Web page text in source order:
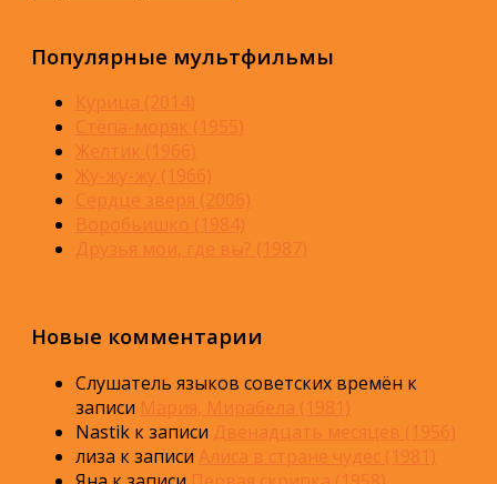
Популярные мультфильмы
Курица (2014)
Стёпа-моряк (1955)
Желтик (1966)
Жу-жу-жу (1966)
Сердце зверя (2006)
Воробьишко (1984)
Друзья мои, где вы? (1987)
Новые комментарии
Слушатель языков советских времён к
записи Мария, Мирабела (1981)
Nastik к записи Двенадцать месяцев (1956)
лиза к записи Алиса в стране чудес (1981)